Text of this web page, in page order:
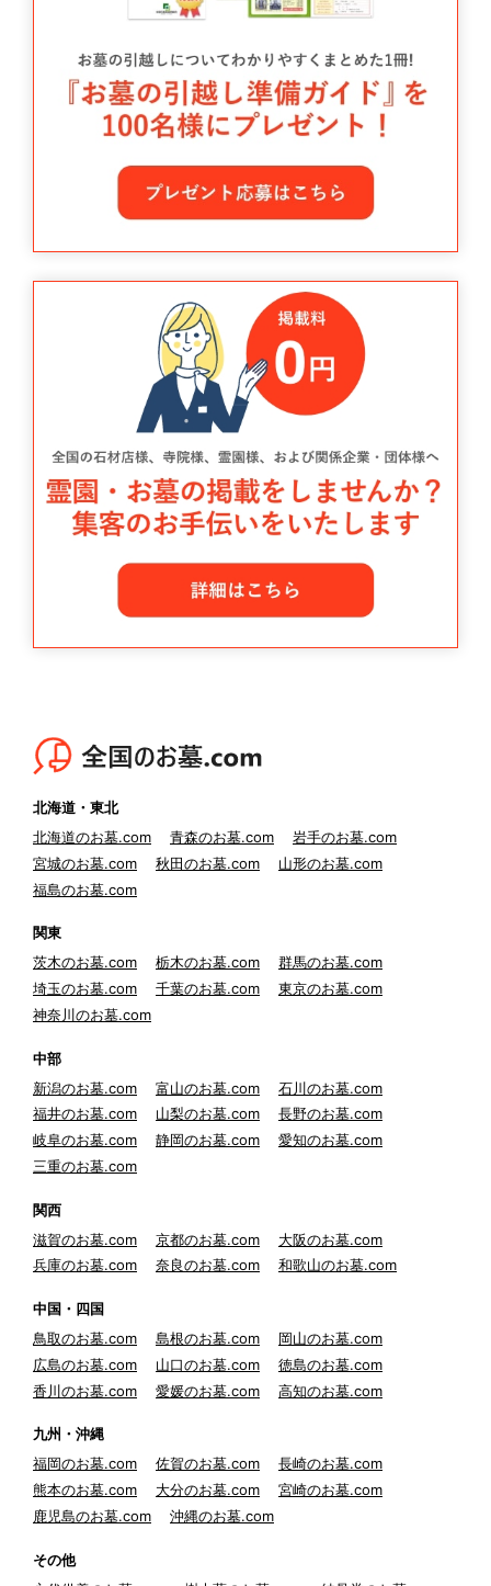
北海道・東北
北海道のお墓.com
青森のお墓.com
岩手のお墓.com
宮城のお墓.com
秋田のお墓.com
山形のお墓.com
福島のお墓.com
関東
茨木のお墓.com
栃木のお墓.com
群馬のお墓.com
埼玉のお墓.com
千葉のお墓.com
東京のお墓.com
神奈川のお墓.com
中部
新潟のお墓.com
富山のお墓.com
石川のお墓.com
福井のお墓.com
山梨のお墓.com
長野のお墓.com
岐阜のお墓.com
静岡のお墓.com
愛知のお墓.com
三重のお墓.com
関西
滋賀のお墓.com
京都のお墓.com
大阪のお墓.com
兵庫のお墓.com
奈良のお墓.com 和歌山のお墓.com
中国・四国
鳥取のお墓.com
島根のお墓.com
岡山のお墓.com
広島のお墓.com
山口のお墓.com
徳島のお墓.com
香川のお墓.com
愛媛のお墓.com 高知のお墓.com
九州・沖縄
福岡のお墓.com
佐賀のお墓.com
長崎のお墓.com
熊本のお墓.com
大分のお墓.com
宮崎のお墓.com
鹿児島のお墓.com
沖縄のお墓.com
その他